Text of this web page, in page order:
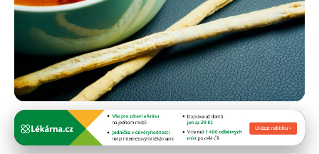
restauracebavaria.cz